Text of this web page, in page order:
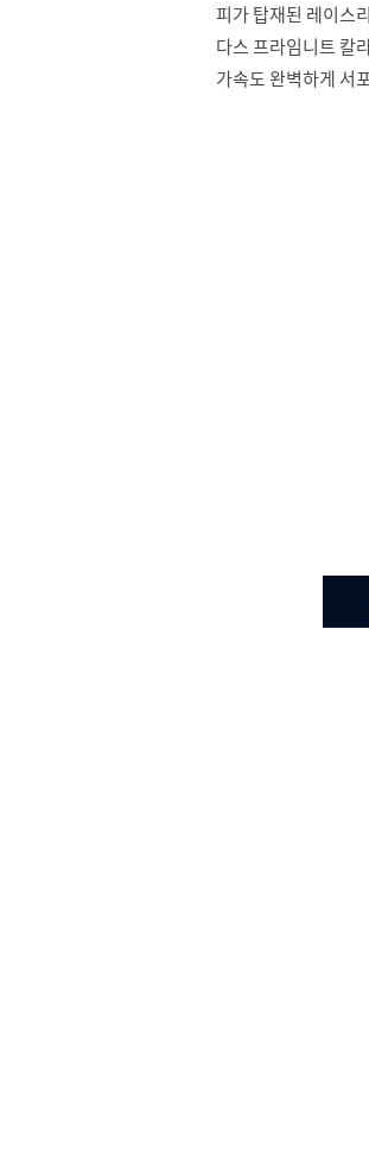
피가 탑재된 레이스
다스 프라임니트 칼
가속도 완벽하게 서